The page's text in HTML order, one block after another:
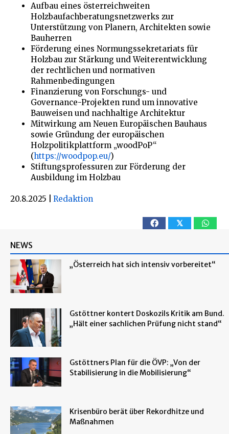
Aufbau eines österreichweiten
Holzbaufachberatungsnetzwerks zur
Unterstützung von Planern, Architekten sowie
Bauherren
Förderung eines Normungssekretariats für
Holzbau zur Stärkung und Weiterentwicklung
der rechtlichen und normativen
Rahmenbedingungen
Finanzierung von Forschungs- und
Governance-Projekten rund um innovative
Bauweisen und nachhaltige Architektur
Mitwirkung am Neuen Europäischen Bauhaus
sowie Gründung der europäischen
Holzpolitikplattform „woodPoP“
(https://woodpop.eu/)
Stiftungsprofessuren zur Förderung der
Ausbildung im Holzbau
20.8.2025 Redaktion
𝕏
NEWS
„Österreich hat sich intensiv vorbereitet“
Gstöttner kontert Doskozils Kritik am Bund.
„Hält einer sachlichen Prüfung nicht stand“
Gstöttners Plan für die ÖVP: „Von der
Stabilisierung in die Mobilisierung“
Krisenbüro berät über Rekordhitze und
Maßnahmen